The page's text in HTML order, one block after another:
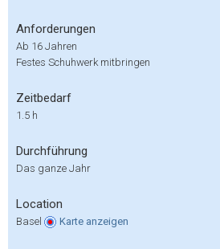
Anforderungen
Ab 16 Jahren
Festes Schuhwerk mitbringen
Zeitbedarf
1.5 h
Durchführung
Das ganze Jahr
Location
Basel Karte anzeigen